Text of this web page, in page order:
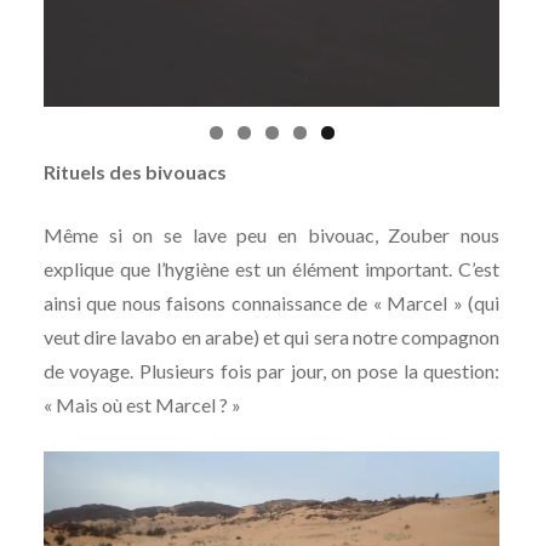
Rituels des bivouacs
Même si on se lave peu en bivouac, Zouber nous
explique que l’hygiène est un élément important. C’est
ainsi que nous faisons connaissance de « Marcel » (qui
veut dire lavabo en arabe) et qui sera notre compagnon
de voyage. Plusieurs fois par jour, on pose la question:
« Mais où est Marcel ? »